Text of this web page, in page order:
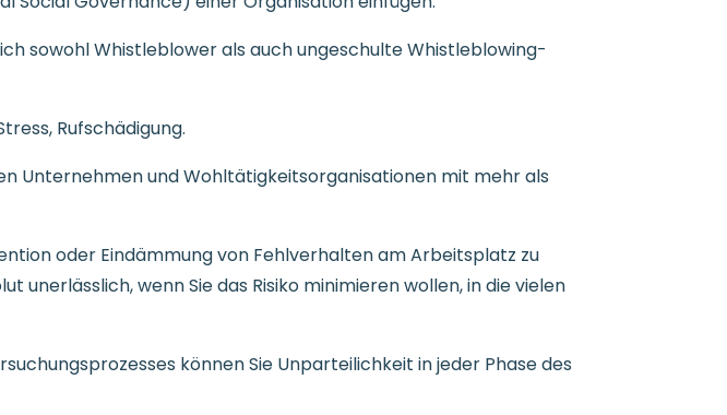
sowohl Whistleblower als auch ungeschulte Whistleblowing-
Rufschädigung.
Unternehmen und Wohltätigkeitsorganisationen mit mehr als
oder Eindämmung von Fehlverhalten am Arbeitsplatz zu
wenn Sie das Risiko minimieren wollen, in die vielen
können Sie Unparteilichkeit in jeder Phase des